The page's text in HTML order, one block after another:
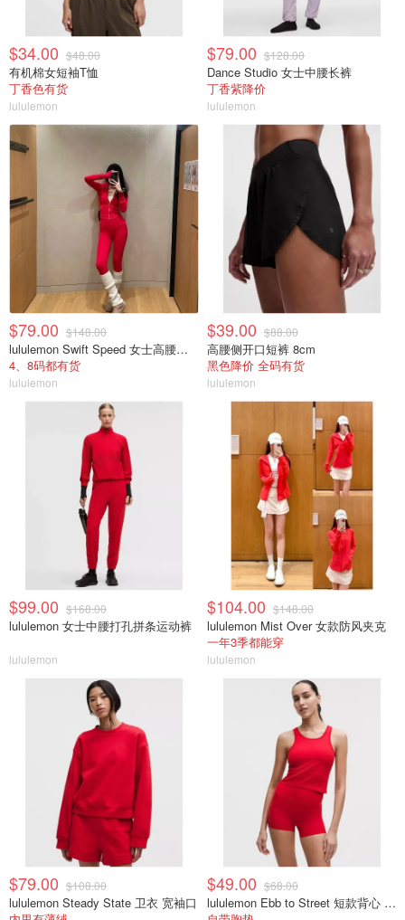
$34.00 $48.00
有机棉女短袖T恤
丁香色有货
lululemon
$79.00 $128.00
Dance Studio 女士中腰长裤
丁香紫降价
lululemon
$79.00 $148.00
lululemon Swift Speed 女士高腰紧身裤
4、8码都有货
lululemon
$39.00 $88.00
高腰侧开口短裤 8cm
黑色降价 全码有货
lululemon
$99.00 $168.00
lululemon 女士中腰打孔拼条运动裤
lululemon
$104.00 $148.00
lululemon Mist Over 女款防风夹克
一年3季都能穿
lululemon
$79.00 $108.00
lululemon Steady State 卫衣 宽袖口
$49.00 $68.00
lululemon Ebb to Street 短款背心 B/C罩杯